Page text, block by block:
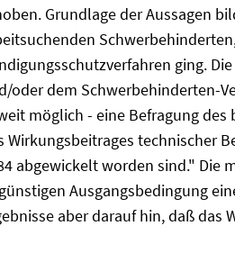
Grundlage der Aussagen
ging.
oder dem Schwerbehinderten-
möglich - eine Befragung
Wirkungsbeitrages technischer
abgewickelt worden sind." Die
Ausgangsbedingung
aber darauf hin, daß